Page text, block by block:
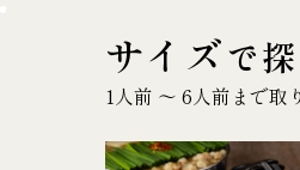
サイズで
1人前 〜 6人前まで取